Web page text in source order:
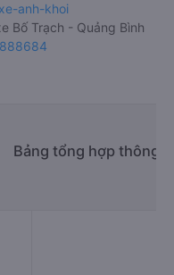
anh-khoi
Bố Trạch - Quảng Bình
Bảng tổng hợp thông